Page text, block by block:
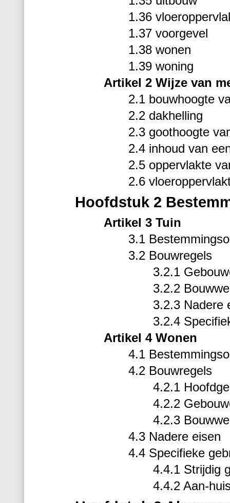
1.36
1.37 voorgevel
1.38 wonen
1.39 woning
Artikel 2 Wijze van
2.1 bouwhoogte
2.2 dakhelling
2.3 goothoogte
2.4 inhoud van
2.5 oppervlakte
2.6
Hoofdstuk 2
Artikel 3 Tuin
3.1
3.2 Bouwregels
3.2.1
3.2.2
3.2.3 Nadere
3.2.4
Artikel 4 Wonen
4.1
4.2 Bouwregels
4.2.1
4.2.2
4.2.3
4.3 Nadere eisen
4.4 Specifieke
4.4.1 Strijdig
4.4.2 Aan-